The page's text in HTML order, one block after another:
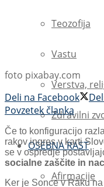
Teozofija
Vastu
Verstva,
Zdravilni
OSEBNA RAST
Afirmacije
foto pixabay.com
Deli na Facebook
Povzetek članka
Če to konfiguracijo
rakov ingres v karti
se v ospredje
socialne zaščite in
Ker je Sonce v Raku